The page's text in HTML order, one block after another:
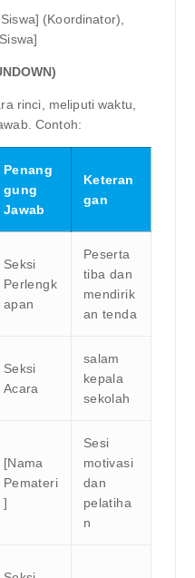
(Koordinator),
rinci, meliputi waktu,
Contoh:
Penang
gung
Jawab
Keteran
gan
Seksi
Perlengk
apan
Peserta
tiba dan
mendirik
an tenda
Seksi
Acara
salam
kepala
sekolah
[Nama
Pemateri
]
Sesi
motivasi
dan
pelatiha
n